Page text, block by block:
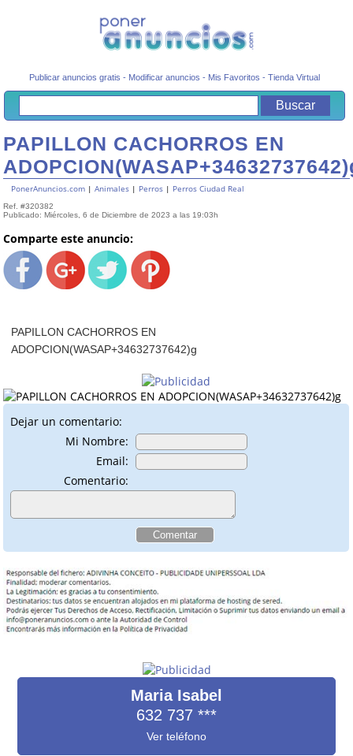
Publicar anuncios gratis - Modificar anuncios - Mis Favoritos -Tienda Virtual
PAPILLON CACHORROS EN
PonerAnuncios.com |Animales | Perros | Perros Ciudad Real
Ref. #320382
Publicado: Miércoles, 6 de Diciembre de 2023 a las 19:03h
Comparte este anuncio:
PAPILLON CACHORROS EN
ADOPCION(WASAP+34632737642)g
Dejar un comentario:
Mi Nombre:
Email:
Comentario:
Maria Isabel
632 737***
Ver teléfono